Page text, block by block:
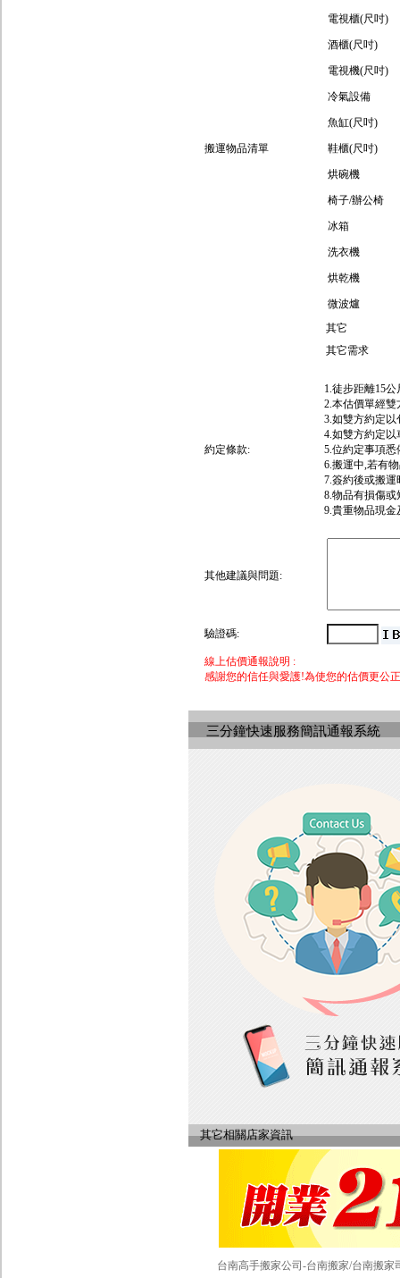
搬運物品清單
電視櫃(尺吋)
酒櫃(尺吋)
電視機(尺吋)
冷氣設備
魚缸(尺吋)
鞋櫃(尺吋)
烘碗機
椅子/辦公椅
冰箱
洗衣機
烘乾機
微波爐
其它
其它需求
約定條款:
1.徒步距離15
2.本估價單經
3.如雙方約定
4.如雙方約定
5.位約定事項
6.搬運中,若有
7.簽約後或搬
8.物品有損傷
9.貴重物品現
其他建議與問題:
驗證碼:
線上估價通報說明 :
感謝您的信任與愛護!為使您的估價更公
三分鐘快速服務簡訊通報系統
其它相關店家資訊
台南高手搬家公司-台南搬家/台南搬家